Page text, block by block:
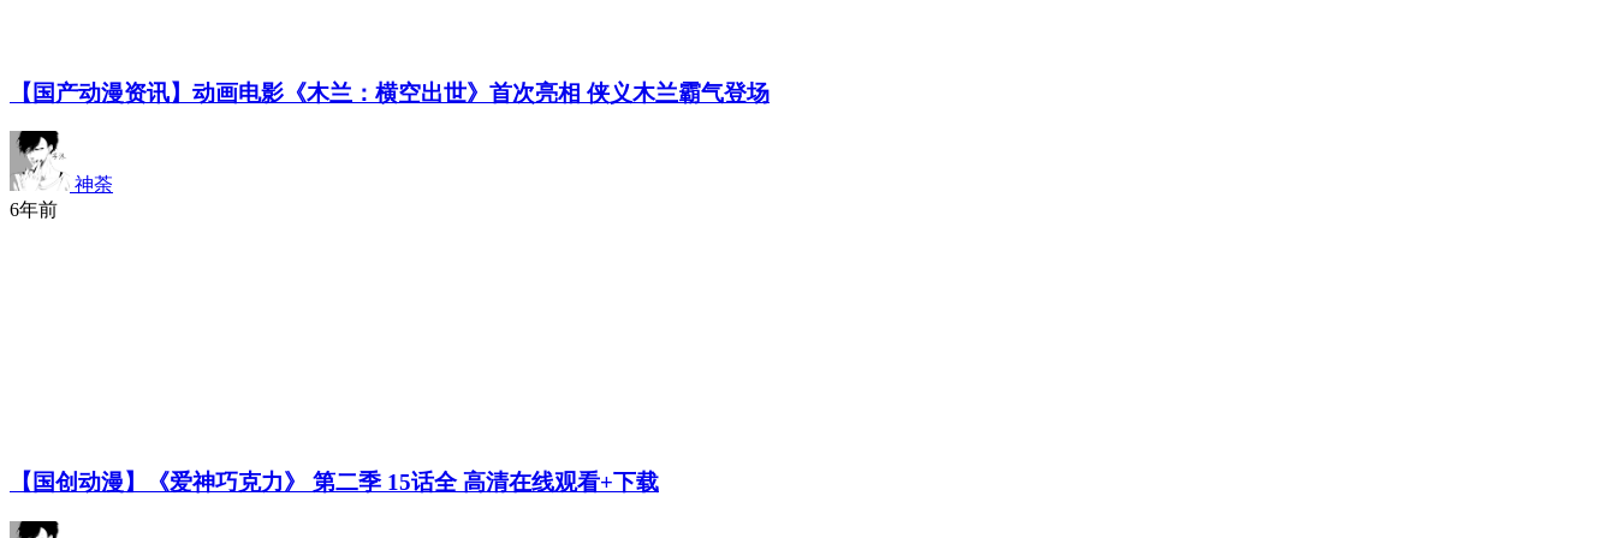
【国产动漫资讯】动画电影《木兰：横空出世》首次亮相 侠义木兰霸气登场
神荼
6年前
【国创动漫】《爱神巧克力》 第二季 15话全 高清在线观看+下载